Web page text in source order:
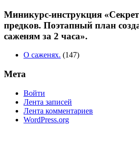
Миникурс-инструкция
предков. Поэтапный план
саженям за 2 часа».
О саженях. (147)
Мета
Войти
Лента записей
Лента комментариев
WordPress.org